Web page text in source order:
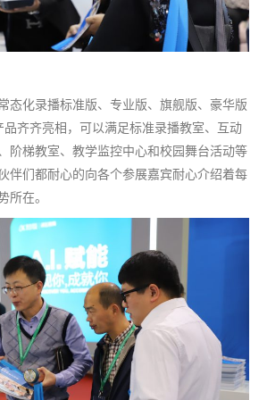
态化录播标准版、专业版、旗舰版、豪华版
齐齐亮相，可以满足标准录播教室、互动
阶梯教室、教学监控中心和校园舞台活动等
伴们都耐心的向各个参展嘉宾耐心介绍着每
所在。